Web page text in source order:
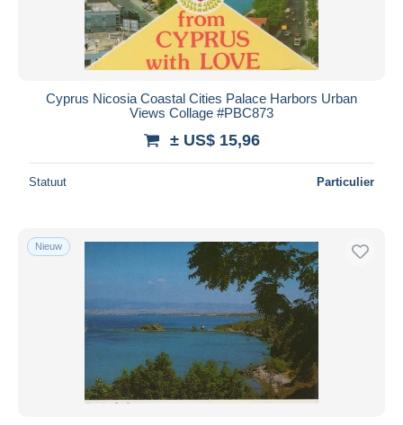
Cyprus Nicosia Coastal Cities Palace Harbors Urban
Views Collage #PBC873
± US$ 15,96
Statuut Particulier
Nieuw